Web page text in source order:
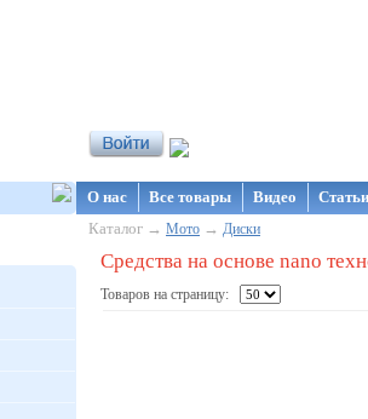
О нас Все товары Видео
Каталог → Мото → Диски
Средства на основе nano
Товаров на страницу: